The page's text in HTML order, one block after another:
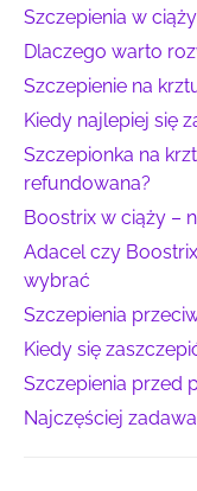
Szczepienia w
Dlaczego warto
Szczepienie na
Kiedy najlepiej się
Szczepionka na
refundowana?
Boostrix w ciąży –
Adacel czy
wybrać
Szczepienia
Kiedy się
Szczepienia przed
Najczęściej